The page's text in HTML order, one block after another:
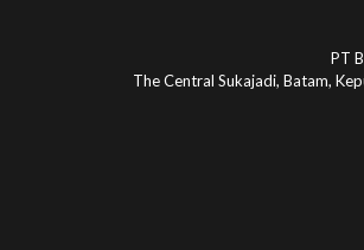
PT
The Central Sukajadi, Batam,